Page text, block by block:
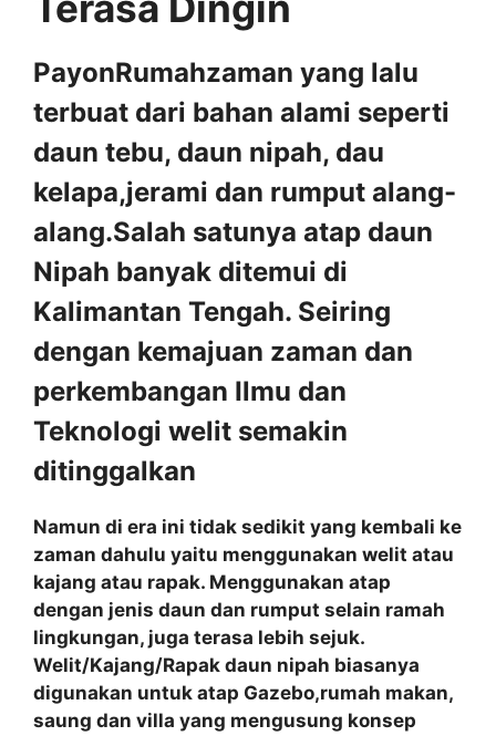
PayonRumahzaman yang lalu
terbuat dari bahan alami seperti
daun tebu, daun nipah, dau
kelapa,jerami dan rumput alang-
alang.Salah satunya atap daun
Nipah banyak ditemui di
Kalimantan Tengah. Seiring
dengan kemajuan zaman dan
perkembangan Ilmu dan
Teknologi welit semakin
ditinggalkan
Namun di era ini tidak sedikit yang kembali ke
zaman dahulu yaitu menggunakan welit atau
kajang atau rapak. Menggunakan atap
dengan jenis daun dan rumput selain ramah
lingkungan, juga terasa lebih sejuk.
Welit/Kajang/Rapak daun nipah biasanya
digunakan untuk atap Gazebo,rumah makan,
saung dan villa yang mengusung konsep